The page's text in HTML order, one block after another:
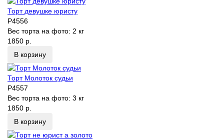
Торт девушке юристу
P4556
Вес торта на фото: 2 кг
1850 р.
В корзину
Торт Молоток судьи
P4557
Вес торта на фото: 3 кг
1850 р.
В корзину